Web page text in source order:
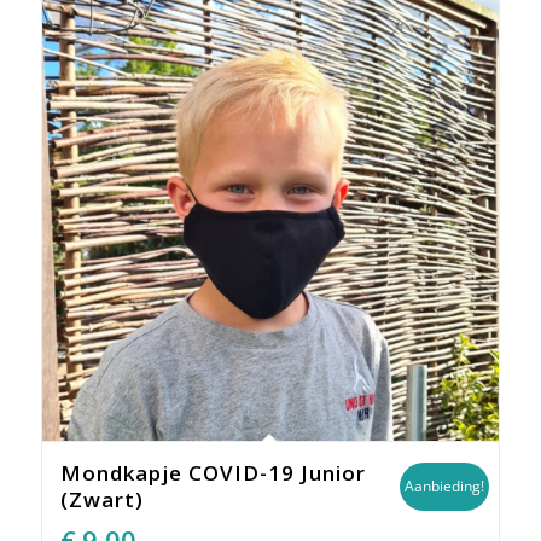
Mondkapje COVID-19 Junior
(Zwart)
Aanbieding!